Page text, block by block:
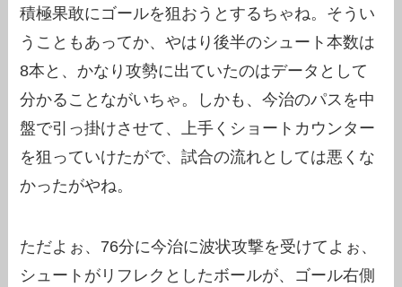
積極果敢にゴールを狙おうとするちゃね。そうい
うこともあってか、やはり後半のシュート本数は
8本と、かなり攻勢に出ていたのはデータとして
分かることながいちゃ。しかも、今治のパスを中
盤で引っ掛けさせて、上手くショートカウンター
を狙っていけたがで、試合の流れとしては悪くな
かったがやね。
ただよぉ、76分に今治に波状攻撃を受けてよぉ、
シュートがリフレクとしたボールが、ゴール右側